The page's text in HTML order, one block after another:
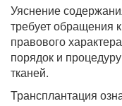
Уяснение
требует обращения
правового
порядок и
тканей.
Трансплантация